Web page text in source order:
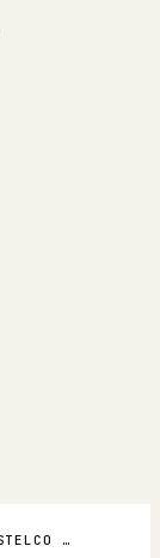
ALIMENTARIA Y HOSTELCO ULTIMAN UNA GRAN EDICIÓN